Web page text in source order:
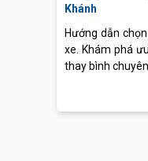
Khánh
Hướng dẫn
xe. Khám phá
thay bình